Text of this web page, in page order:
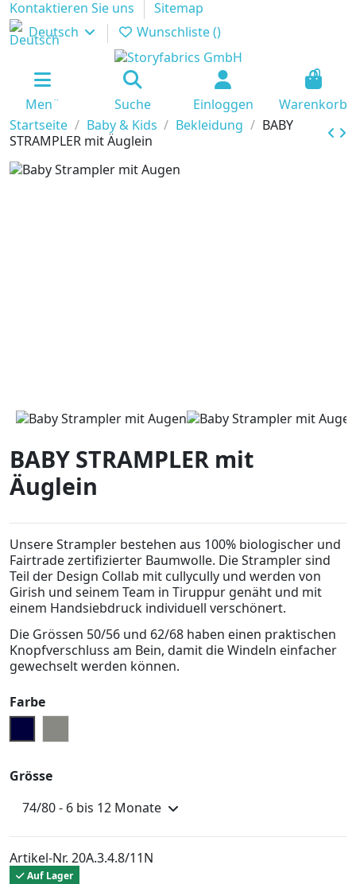
Kontaktieren Sie uns
Sitemap
Deutsch
Wunschliste ()
Men¨ Suche Einloggen
0
Warenkorb
Startseite
Baby & Kids Bekleidung
BABY
STRAMPLER mit Äuglein
BABY STRAMPLER mit
Äuglein
Unsere Strampler bestehen aus 100% biologischer und
Fairtrade zertifizierter Baumwolle. Die Strampler sind
Teil der Design Collab mit cullycully und werden von
Girish und seinem Team in Tiruppur genäht und mit
einem Handsiebdruck individuell verschönert.
Die Grössen 50/56 und 62/68 haben einen praktischen
Knopfverschluss am Bein, damit die Windeln einfacher
gewechselt werden können.
Farbe
Grösse
Artikel-Nr. 20A.3.4.8/11N
Auf Lager